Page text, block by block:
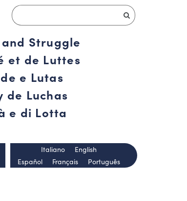
Struggle
et de Luttes
e Lutas
de Luchas
e di Lotta
Español Français Português
Italiano English